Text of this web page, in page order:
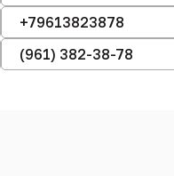
+79613823878
(961) 382-38-78